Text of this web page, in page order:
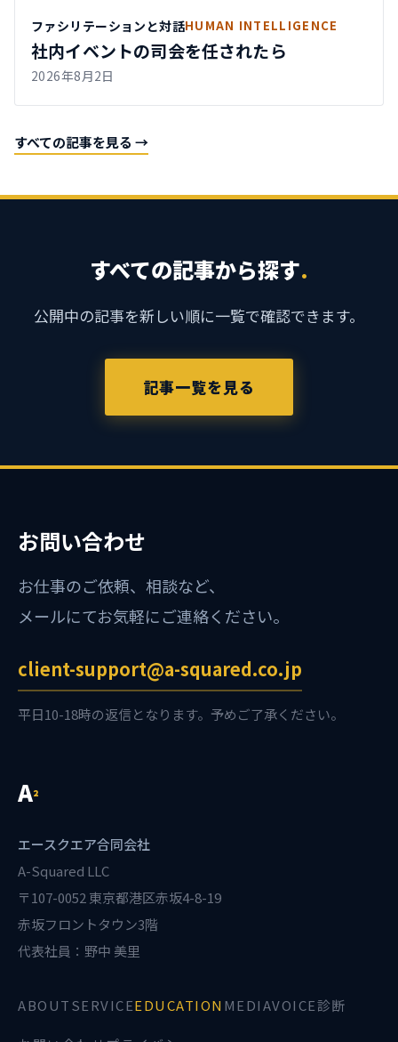
ファシリテーションと対話HUMAN INTELLIGENCE
社内イベントの司会を任されたら
2026年8月2日
すべての記事を見る →
すべての記事から探す.
公開中の記事を新しい順に一覧で確認できます。
記事一覧を見る
お問い合わせ
お仕事のご依頼、相談など、
メールにてお気軽にご連絡ください。
client-support@a-squared.co.jp
平日10-18時の返信となります。予めご了承ください。
A²
エースクエア合同会社
A-Squared LLC
〒107-0052 東京都港区赤坂4-8-19
赤坂フロントタウン3階
代表社員：野中 美里
ABOUTSERVICEEDUCATION MEDIAVOICE診断